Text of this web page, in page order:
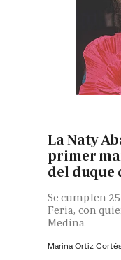
La Naty
primer
del duque
Se cumplen
Feria, con
Medina
Marina Ortiz